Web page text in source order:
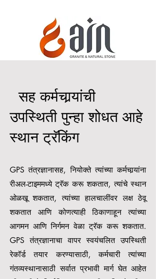
सह कर्मचार्‍यांची
उपस्थिती पुन्हा शोधत आहे
स्थान ट्रॅकिंग
GPS तंत्रज्ञानासह, नियोक्ते त्यांच्या कर्मचार्‍यांना
रीअल-टाइममध्ये ट्रॅक करू शकतात, त्यांचे स्थान
ओळखू शकतात, त्यांच्या हालचालींवर लक्ष ठेवू
शकतात आणि कोणत्याही ठिकाणाहून त्यांच्या
आगमन आणि निर्गमन वेळा ट्रॅक करू शकतात.
GPS तंत्रज्ञानाचा वापर स्वयंचलित उपस्थिती
रेकॉर्ड तयार करण्यासाठी, कर्मचारी त्यांच्या
गंतव्यस्थानासाठी सर्वात प्रभावी मार्ग घेत आहेत